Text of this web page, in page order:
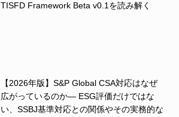
TISFD Framework Beta v0.1を読み解く
【2026年版】S&P Global CSA対応はなぜ
広がっているのか― ESG評価だけではな
い、SSBJ基準対応との関係やその実務的な